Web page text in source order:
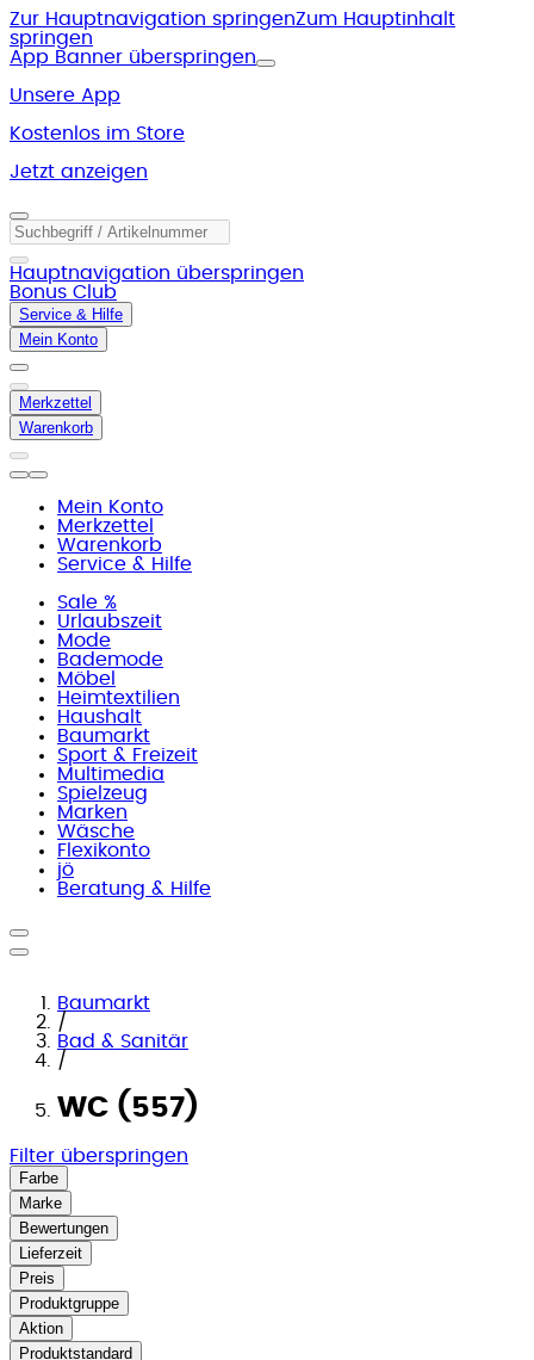
Zur Hauptnavigation springenZum Hauptinhalt
springen
App Banner überspringen
Unsere App
Kostenlos im Store
Jetzt anzeigen
Hauptnavigation überspringen
Bonus Club
Service & Hilfe
Mein Konto
Merkzettel
Warenkorb
Mein Konto
Merkzettel
Warenkorb
Service & Hilfe
Sale %
Urlaubszeit
Mode
Bademode
Möbel
Heimtextilien
Haushalt
Baumarkt
Sport & Freizeit
Multimedia
Spielzeug
Marken
Wäsche
Flexikonto
jö
Beratung & Hilfe
Baumarkt
/
Bad & Sanitär
/
WC (557)
Filter überspringen
Farbe
Marke
Bewertungen
Lieferzeit
Preis
Produktgruppe
Aktion
Produktstandard